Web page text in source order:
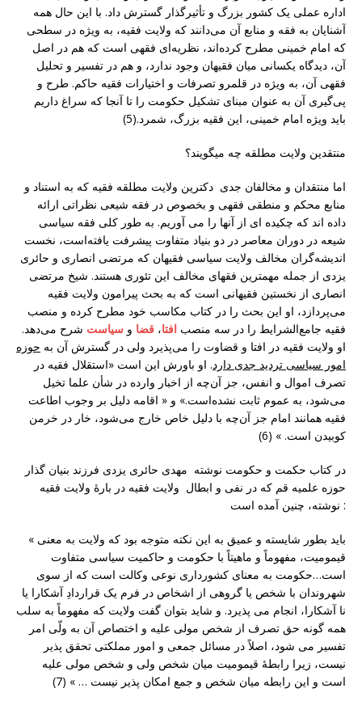
اداره عملی یک کشور بزرگ و تأثیرگذار گسترش داد. با این حال همه
آشنایان به فقه و منابع آن می‌دانند که ولایت فقیه، به ویژه در سطحی
که امام خمینی مطرح کرده‌اند، نظریه‌ای فقهی است که هم در اصل
آن، دیدگاه یکسانی میان فقیهان وجود ندارد، و هم در تفسیر و تحلیل
فقهی آن، به ویژه در قلمرو تصرفات و اختیارات فقیه حاکم. طرح و
پی‌گیری آن به عنوان مبنای تشکیل حکومت را تا آنجا که سراغ داریم
باید ویژه امام خمینی، این فقیه بزرگ، شمرد.(5)
منتقدین ولایت مطلقه چه میگویند؟
اما منتقدان و مخالفان جدی دکترین ولایت مطلقه فقیه که به استناد و
منابع محکم و منطقی فقهی و بخصوص در فقه شیعی نظراتی ارائه
داده اند که چکیده ای از آنها را می آوریم. به طور کلی فقه سیاسی
شیعه در دوران معاصر در دو بنیاد متفاوت پیشرفت یافته‌است، نخست
اندیشه‌گران مخالف ولایت سیاسی فقیهان که مرتضی انصاری و حائری
یزدی از جمله مهمترین فقهای مخالف این تئوری هستند. شیخ مرتضی
انصاری از نخستین فقیهانی است که به بحث پیرامون ولایت فقیه
می‌پردازد، او این بحث را در کتاب مکاسب خود مطرح کرده و منصب
فقیه جامع‌الشرایط را در سه منصب افتا، قضا و سیاست شرح می‌دهد.
او ولایت فقیه در افتا و قضاوت را می‌پذیرد ولی در گسترش آن به حوزه
امور سیاسی تردید جدی دارد. او باورش این است «استقلال فقیه در
تصرف اموال و انفس، جز آن‌چه از اخبار وارده در شأن علما تخیل
می‌شود، به عموم ثابت نشده‌است.» و « اقامه دلیل بر وجوب اطاعت
فقیه همانند امام جز آن‌چه با دلیل خاص خارج می‌شود، خار در خرمن
کوبیدن است. » (6)
در کتاب حکمت و حکومت نوشته مهدی حائری یزدی فرزند بنیان گذار
حوزه علمیه قم که در نفی و ابطال ولایت فقیه در بارۀ ولایت فقیه
نوشته، چنین آمده است:
« باید بطور شایسته و عمیق به این نکته متوجه بود که ولایت به معنی
قیمومیت، مفهوماً و ماهیتاً با حکومت و حاکمیت سیاسی متفاوت
است…حکومت به معنای کشورداری نوعی وکالت است که از سوی
شهروندان با شخص یا گروهی از اشخاص در فرم یک قراردادِ آشکارا یا
نا آشکارا، انجام می پذیرد. و شاید بتوان گفت ولایت که مفهوماً به سلب
همه گونه حق تصرف از شخص مولی علیه و اختصاص آن به ولّی امر
تفسیر می شود، اصلاً در مسائل جمعی و امور مملکتی تحقق پذیر
نیست، زیرا رابطۀ قیمومیت میان شخص ولی و شخص مولی علیه
است و این رابطه میان شخص و جمع امکان پذیر نیست … » (7)